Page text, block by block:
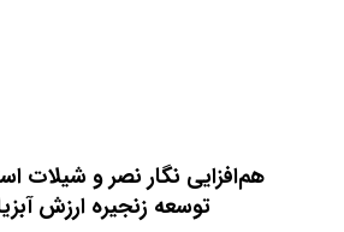
هم‌افزایی نگار نصر و شیلات
توسعه زنجیره ارزش